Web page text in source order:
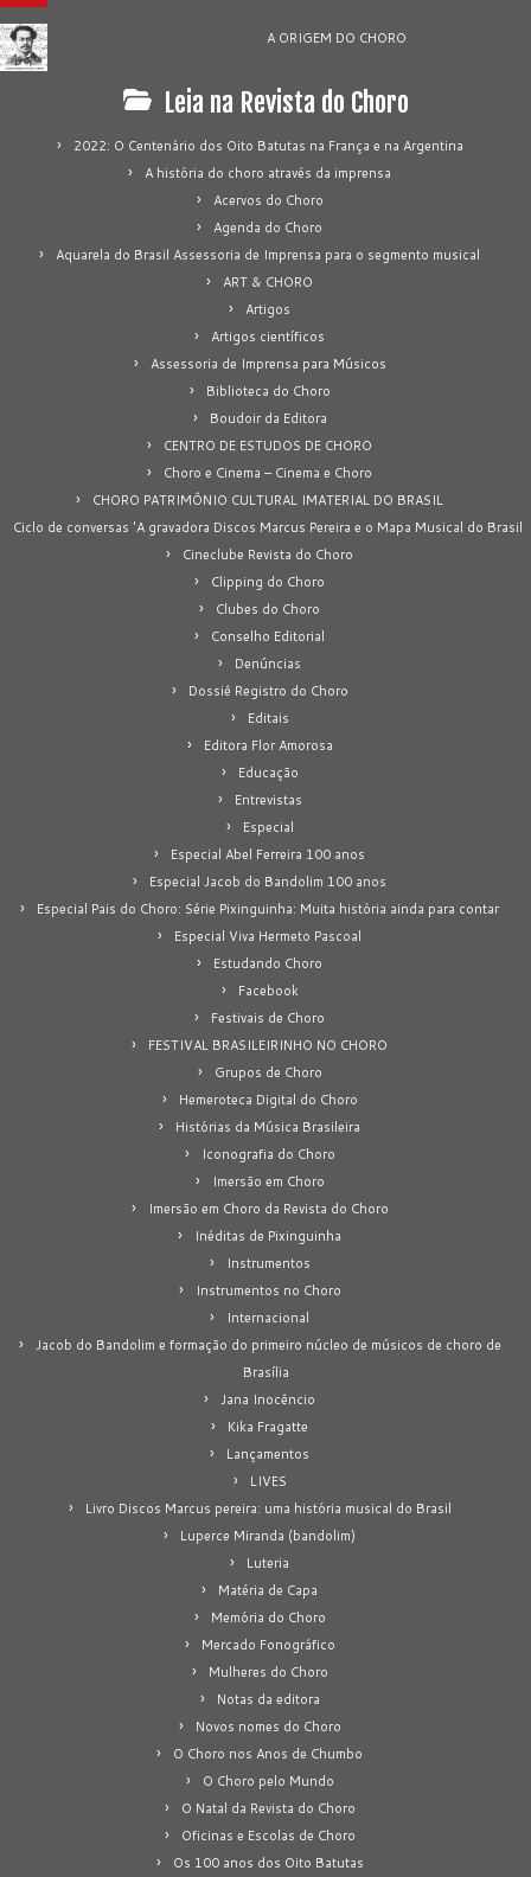
A ORIGEM DO CHORO
Leia na Revista do Choro
2022: O Centenário dos Oito Batutas na França e na Argentina
A história do choro através da imprensa
Acervos do Choro
Agenda do Choro
Aquarela do Brasil Assessoria de Imprensa para o segmento musical
ART & CHORO
Artigos
Artigos científicos
Assessoria de Imprensa para Músicos
Biblioteca do Choro
Boudoir da Editora
CENTRO DE ESTUDOS DE CHORO
Choro e Cinema – Cinema e Choro
CHORO PATRIMÔNIO CULTURAL IMATERIAL DO BRASIL
Ciclo de conversas 'A gravadora Discos Marcus Pereira e o Mapa Musical do Brasil
Cineclube Revista do Choro
Clipping do Choro
Clubes do Choro
Conselho Editorial
Denúncias
Dossiê Registro do Choro
Editais
Editora Flor Amorosa
Educação
Entrevistas
Especial
Especial Abel Ferreira 100 anos
Especial Jacob do Bandolim 100 anos
Especial Pais do Choro: Série Pixinguinha: Muita história ainda para contar
Especial Viva Hermeto Pascoal
Estudando Choro
Facebook
Festivais de Choro
FESTIVAL BRASILEIRINHO NO CHORO
Grupos de Choro
Hemeroteca Digital do Choro
Histórias da Música Brasileira
Iconografia do Choro
Imersão em Choro
Imersão em Choro da Revista do Choro
Inéditas de Pixinguinha
Instrumentos
Instrumentos no Choro
Internacional
Jacob do Bandolim e formação do primeiro núcleo de músicos de choro de
Brasília
Jana Inocêncio
Kika Fragatte
Lançamentos
LIVES
Livro Discos Marcus pereira: uma história musical do Brasil
Luperce Miranda (bandolim)
Luteria
Matéria de Capa
Memória do Choro
Mercado Fonográfico
Mulheres do Choro
Notas da editora
Novos nomes do Choro
O Choro nos Anos de Chumbo
O Choro pelo Mundo
O Natal da Revista do Choro
Oficinas e Escolas de Choro
Os 100 anos dos Oito Batutas